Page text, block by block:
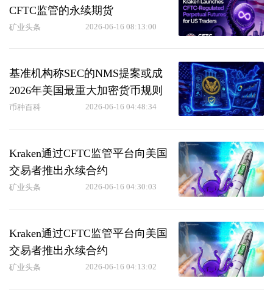
CFTC监管的永续期货
矿业头条 2026-06-16 08:13:00
基准机构称SEC的NMS提案或成
2026年美国最重大加密货币规则
币种百科 2026-06-16 04:48:34
Kraken通过CFTC监管平台向美国
交易者推出永续合约
矿业头条 2026-06-16 04:30:03
Kraken通过CFTC监管平台向美国
交易者推出永续合约
矿业头条 2026-06-16 04:13:02